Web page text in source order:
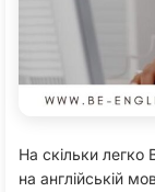
На скільки
на англійській